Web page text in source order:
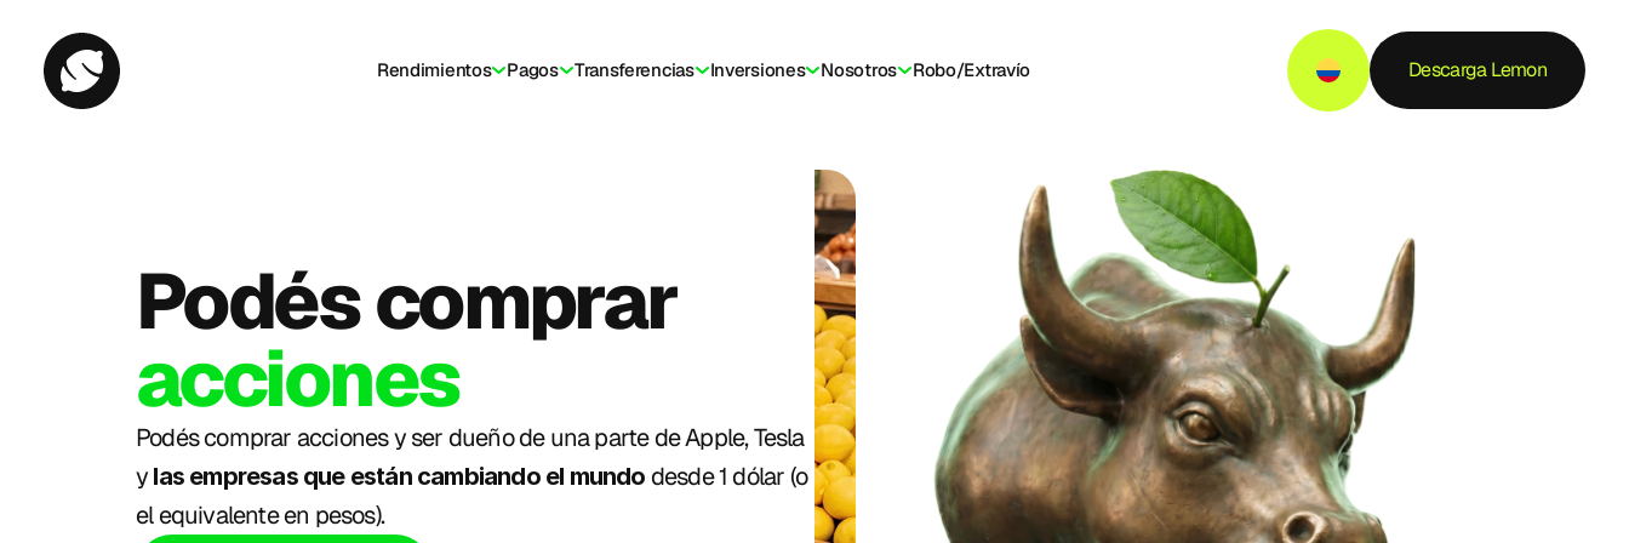
Rendimientos Pagos Transferencias Inversiones Nosotros Robo/Extravío Descarga Lemon
Podés comprar
acciones
Podés comprar acciones y ser dueño de una parte de Apple, Tesla
y las empresas que están cambiando el mundo desde 1 dólar (o
el equivalente en pesos).